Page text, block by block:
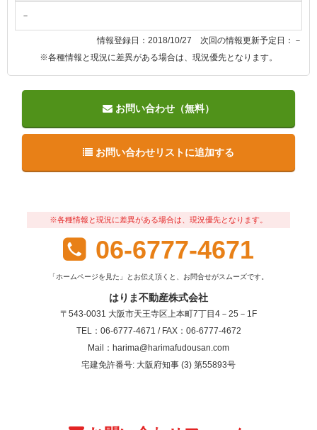
－
情報登録日：2018/10/27 次回の情報更新予定日：－
※各種情報と現況に差異がある場合は、現況優先となります。
お問い合わせ（無料）
お問い合わせリストに追加する
※各種情報と現況に差異がある場合は、現況優先となります。
06-6777-4671
「ホームページを見た」とお伝え頂くと、お問合せがスムーズです。
はりま不動産株式会社
〒543-0031 大阪市天王寺区上本町7丁目4－25－1F
TEL：06-6777-4671 / FAX：06-6777-4672
Mail：harima@harimafudousan.com
宅建免許番号: 大阪府知事 (3) 第55893号